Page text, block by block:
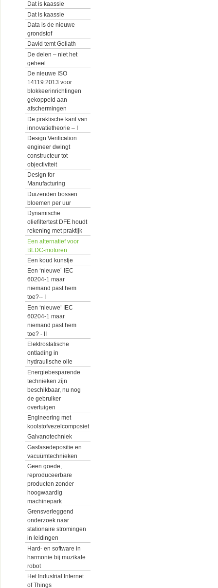
Dat is kaassie
Dat is kaassie
Data is de nieuwe
grondstof
David temt Goliath
De delen – niet het
geheel
De nieuwe ISO
14119:2013 voor
blokkeerinrichtingen
gekoppeld aan
afschermingen
De praktische kant van
innovatietheorie – I
Design Verification
engineer dwingt
constructeur tot
objectiviteit
Design for
Manufacturing
Duizenden bossen
bloemen per uur
Dynamische
oliefiltertest DFE houdt
rekening met praktijk
Een alternatief voor
BLDC-motoren
Een koud kunstje
Een ‘nieuwe´ IEC
60204-1 maar
niemand past hem
toe?-- I
Een ‘nieuwe’ IEC
60204-1 maar
niemand past hem
toe? - II
Elektrostatische
ontlading in
hydraulische olie
Energiebesparende
technieken zíjn
beschikbaar, nu nog
de gebruiker
overtuigen
Engineering met
koolstofvezelcomposiet
Galvanotechniek
Gasfasedepositie en
vacuümtechnieken
Geen goede,
reproduceerbare
producten zonder
hoogwaardig
machinepark
Grensverleggend
onderzoek naar
stationaire stromingen
in leidingen
Hard- en software in
harmonie bij muzikale
robot
Het Industrial Internet
of Things